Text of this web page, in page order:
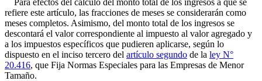
Para efectos del cálculo del monto total de los ingresos a que se
refiere este artículo, las fracciones de meses se considerarán como
meses completos. Asimismo, del monto total de los ingresos se
descontará el valor correspondiente al impuesto al valor agregado y
a los impuestos específicos que pudieren aplicarse, según lo
dispuesto en el inciso tercero del artículo segundo de la ley N°
20.416, que Fija Normas Especiales para las Empresas de Menor
Tamaño.